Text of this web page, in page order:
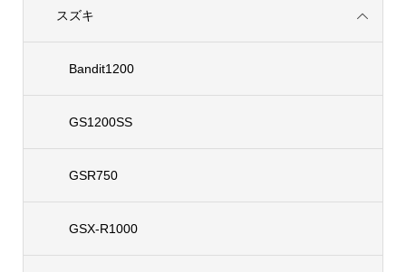
スズキ
Bandit1200
GS1200SS
GSR750
GSX-R1000